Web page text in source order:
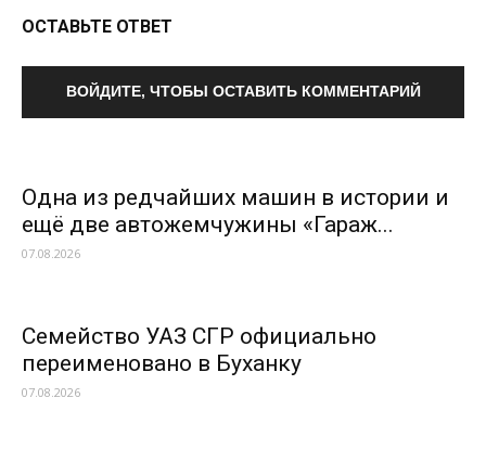
ОСТАВЬТЕ ОТВЕТ
ВОЙДИТЕ, ЧТОБЫ ОСТАВИТЬ КОММЕНТАРИЙ
Одна из редчайших машин в истории и
ещё две автожемчужины «Гараж...
07.08.2026
Семейство УАЗ СГР официально
переименовано в Буханку
07.08.2026